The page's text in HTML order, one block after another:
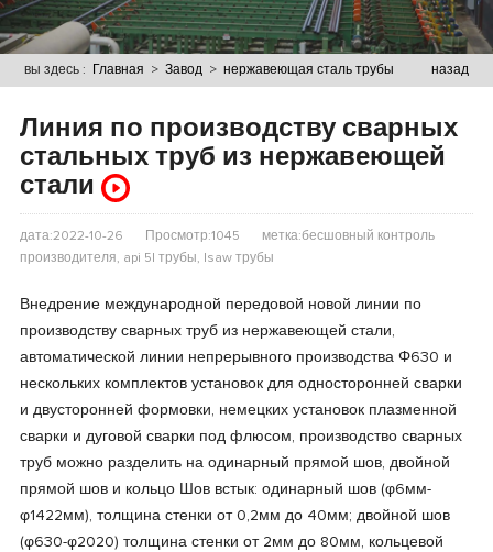
назад
вы здесь : Главная >Завод > нержавеющая сталь трубы
Линия по производству сварных
стальных труб из нержавеющей
стали
дата:2022-10-26 Просмотр:1045
метка:бесшовный контроль
производителя, api 5l трубы, lsaw трубы
Внедрение международной передовой новой линии по
производству сварных труб из нержавеющей стали,
автоматической линии непрерывного производства Φ630 и
нескольких комплектов установок для односторонней сварки
и двусторонней формовки, немецких установок плазменной
сварки и дуговой сварки под флюсом, производство сварных
труб можно разделить на одинарный прямой шов, двойной
прямой шов и кольцо Шов встык: одинарный шов (φ6мм-
φ1422мм), толщина стенки от 0,2мм до 40мм; двойной шов
(φ630-φ2020) толщина стенки от 2мм до 80мм, кольцевой